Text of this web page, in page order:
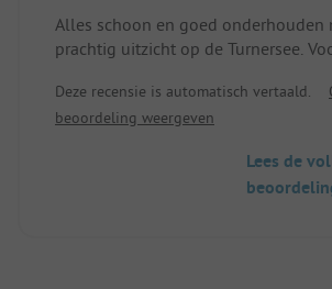
Alles schoon en goed onderhouden
prachtig uitzicht op de Turnersee.
kan lastig zijn in het hoogseizoen.
het laagseizoen en het was geen
Deze recensie is automatisch vertaald.
beoordeling weergeven
Lees de